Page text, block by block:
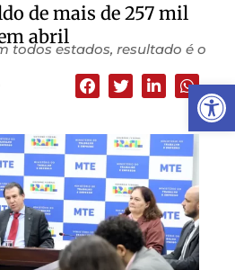
Abrir
de mais de 257 mil
abril
todos estados, resultado é o